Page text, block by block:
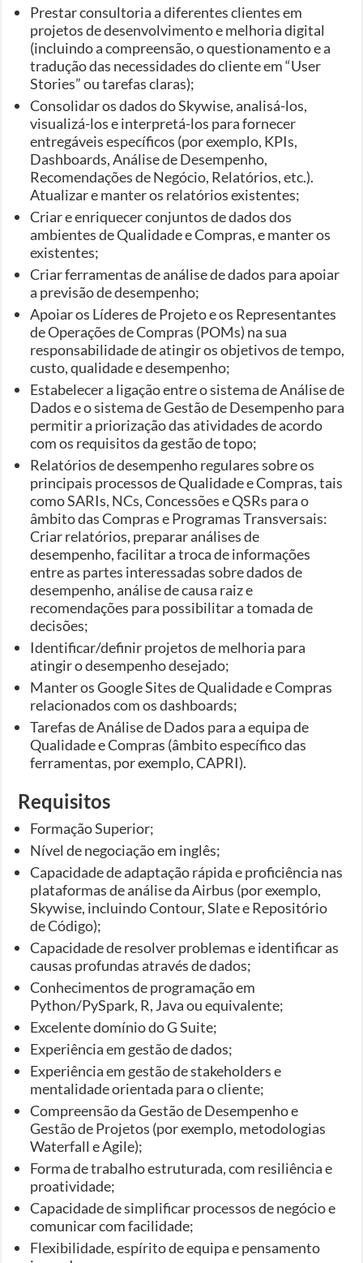
Prestar consultoria a diferentes clientes em
projetos de desenvolvimento e melhoria digital
(incluindo a compreensão, o questionamento e a
tradução das necessidades do cliente em “User
Stories” ou tarefas claras);
Consolidar os dados do Skywise, analisá-los,
visualizá-los e interpretá-los para fornecer
entregáveis ​​específicos (por exemplo, KPIs,
Dashboards, Análise de Desempenho,
Recomendações de Negócio, Relatórios, etc.).
Atualizar e manter os relatórios existentes;
Criar e enriquecer conjuntos de dados dos
ambientes de Qualidade e Compras, e manter os
existentes;
Criar ferramentas de análise de dados para apoiar
a previsão de desempenho;
Apoiar os Líderes de Projeto e os Representantes
de Operações de Compras (POMs) na sua
responsabilidade de atingir os objetivos de tempo,
custo, qualidade e desempenho;
Estabelecer a ligação entre o sistema de Análise de
Dados e o sistema de Gestão de Desempenho para
permitir a priorização das atividades de acordo
com os requisitos da gestão de topo;
Relatórios de desempenho regulares sobre os
principais processos de Qualidade e Compras, tais
como SARIs, NCs, Concessões e QSRs para o
âmbito das Compras e Programas Transversais:
Criar relatórios, preparar análises de
desempenho, facilitar a troca de informações
entre as partes interessadas sobre dados de
desempenho, análise de causa raiz e
recomendações para possibilitar a tomada de
decisões;
Identificar/definir projetos de melhoria para
atingir o desempenho desejado;
Manter os Google Sites de Qualidade e Compras
relacionados com os dashboards;
Tarefas de Análise de Dados para a equipa de
Qualidade e Compras (âmbito específico das
ferramentas, por exemplo, CAPRI).
Requisitos
Formação Superior;
Nível de negociação em inglês;
Capacidade de adaptação rápida e proficiência nas
plataformas de análise da Airbus (por exemplo,
Skywise, incluindo Contour, Slate e Repositório
de Código);
Capacidade de resolver problemas e identificar as
causas profundas através de dados;
Conhecimentos de programação em
Python/PySpark, R, Java ou equivalente;
Excelente domínio do G Suite;
Experiência em gestão de dados;
Experiência em gestão de stakeholders e
mentalidade orientada para o cliente;
Compreensão da Gestão de Desempenho e
Gestão de Projetos (por exemplo, metodologias
Waterfall e Agile);
Forma de trabalho estruturada, com resiliência e
proatividade;
Capacidade de simplificar processos de negócio e
comunicar com facilidade;
Flexibilidade, espírito de equipa e pensamento